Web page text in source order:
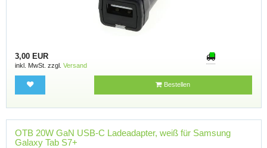
3,00 EUR
inkl. MwSt. zzgl. Versand
Bestellen
OTB 20W GaN USB-C Ladeadapter, weiß für Samsung
Galaxy Tab S7+